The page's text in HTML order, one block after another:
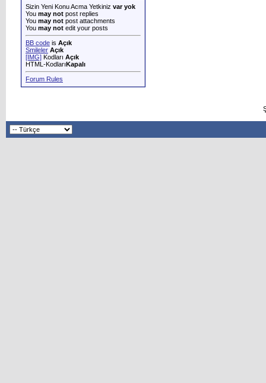
Sizin Yeni Konu Acma Yetkiniz var yok
You may not post replies
You may not post attachments
You may not edit your posts
BB code is Açık
Smileler Açık
[IMG] Kodları Açık
HTML-KodlarıKapalı
Forum Rules